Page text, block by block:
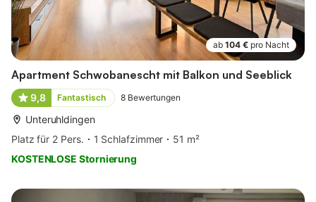
ab 104 € pro Nacht
Apartment Schwobanescht mit Balkon und Seeblick
9,8 Fantastisch 8 Bewertungen
Unteruhldingen
Platz für 2 Pers.
1 Schlafzimmer
51 m²
KOSTENLOSE Stornierung